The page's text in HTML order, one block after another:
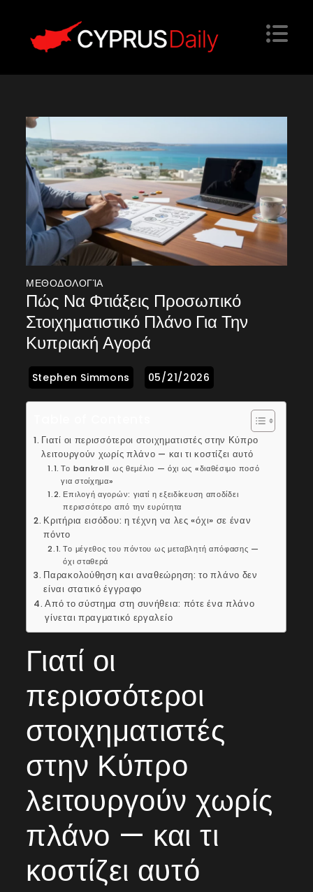
content
Cyprus Daily
ΜΕΘΟΔΟΛΟΓΊΑ
Πώς Να Φτιάξεις Προσωπικό
Στοιχηματιστικό Πλάνο Για Την
Κυπριακή Αγορά
Γιατί οι περισσότεροι στοιχηματιστές στην Κύπρο
λειτουργούν χωρίς πλάνο — και τι κοστίζει αυτό
Το bankroll ως θεμέλιο — όχι ως «διαθέσιμο ποσό
για στοίχημα»
Επιλογή αγορών: γιατί η εξειδίκευση αποδίδει
περισσότερο από την ευρύτητα
Κριτήρια εισόδου: η τέχνη να λες «όχι» σε έναν
πόντο
Το μέγεθος του πόντου ως μεταβλητή απόφασης —
όχι σταθερά
Παρακολούθηση και αναθεώρηση: το πλάνο δεν
είναι στατικό έγγραφο
Από το σύστημα στη συνήθεια: πότε ένα πλάνο
γίνεται πραγματικό εργαλείο
Γιατί οι
περισσότεροι
στοιχηματιστές
στην Κύπρο
λειτουργούν χωρίς
πλάνο — και τι
κοστίζει αυτό